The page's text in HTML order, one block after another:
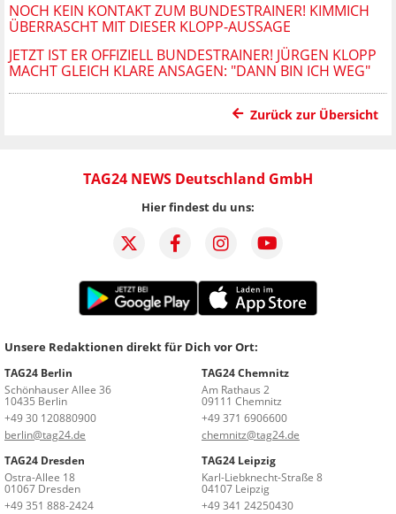
NOCH KEIN KONTAKT ZUM BUNDESTRAINER! KIMMICH
ÜBERRASCHT MIT DIESER KLOPP-AUSSAGE
JETZT IST ER OFFIZIELL BUNDESTRAINER! JÜRGEN KLOPP
MACHT GLEICH KLARE ANSAGEN: "DANN BIN ICH WEG"
Zurück zur Übersicht
TAG24 NEWS Deutschland GmbH
Hier findest du uns:
Unsere Redaktionen direkt für Dich vor Ort:
TAG24 Berlin
Schönhauser Allee 36
10435 Berlin
+49 30 120880900
berlin@tag24.de
TAG24 Chemnitz
Am Rathaus 2
09111 Chemnitz
+49 371 6906600
chemnitz@tag24.de
TAG24 Dresden
Ostra-Allee 18
01067 Dresden
+49 351 888-2424
TAG24 Leipzig
Karl-Liebknecht-Straße 8
04107 Leipzig
+49 341 24250430